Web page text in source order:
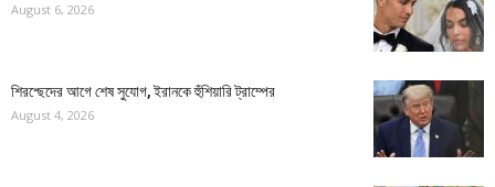
August 6, 2026
শিরশ্ছেদের আগে শেষ সুযোগ, ইরানকে হুঁশিয়ারি ট্রাম্পের
August 4, 2026